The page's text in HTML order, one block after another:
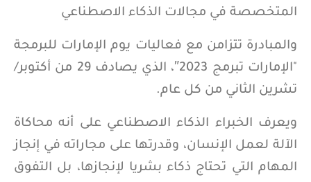
المتخصصة في مجالات الذكاء الاصطناعي
والمبادرة تتزامن مع فعاليات يوم الإمارات للبرمجة
"الإمارات تبرمج 2023″، الذي يصادف 29 من أكتوبر/
تشرين الثاني من كل عام.
ويعرف الخبراء الذكاء الاصطناعي على أنه محاكاة
الآلة لعمل الإنسان، وقدرتها على مجاراته في إنجاز
المهام التي تحتاج ذكاء بشريا لإنجازها، بل التفوق